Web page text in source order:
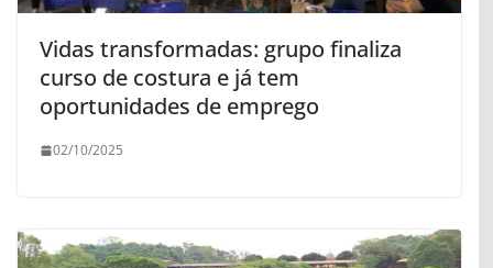
Vidas transformadas: grupo finaliza
curso de costura e já tem
oportunidades de emprego
02/10/2025